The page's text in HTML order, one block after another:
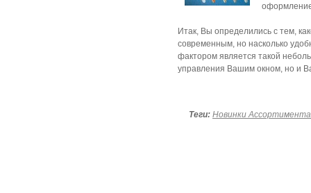
Итак, Вы определились с тем,
современным, но насколько
фактором является такой
управления Вашим окном, но и
Теги: Новинки Ассортимента